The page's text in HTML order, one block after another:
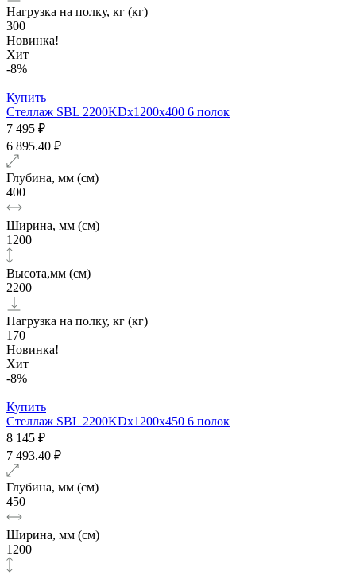
Нагрузка на полку, кг (кг)
300
Новинка!
Хит
-8%
Купить
Стеллаж SBL 2200KDх1200x400 6 полок
7 495 ₽
6 895.40 ₽
Глубина, мм (см)
400
Ширина, мм (см)
1200
Высота,мм (см)
2200
Нагрузка на полку, кг (кг)
170
Новинка!
Хит
-8%
Купить
Стеллаж SBL 2200KDх1200x450 6 полок
8 145 ₽
7 493.40 ₽
Глубина, мм (см)
450
Ширина, мм (см)
1200